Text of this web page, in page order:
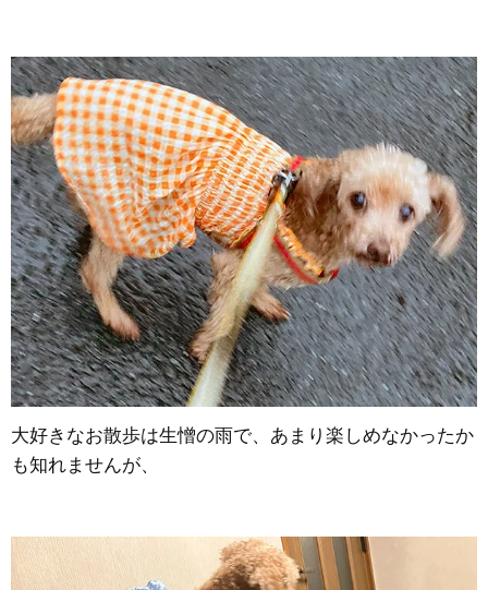
大好きなお散歩は生憎の雨で、あまり楽しめなかったか
も知れませんが、